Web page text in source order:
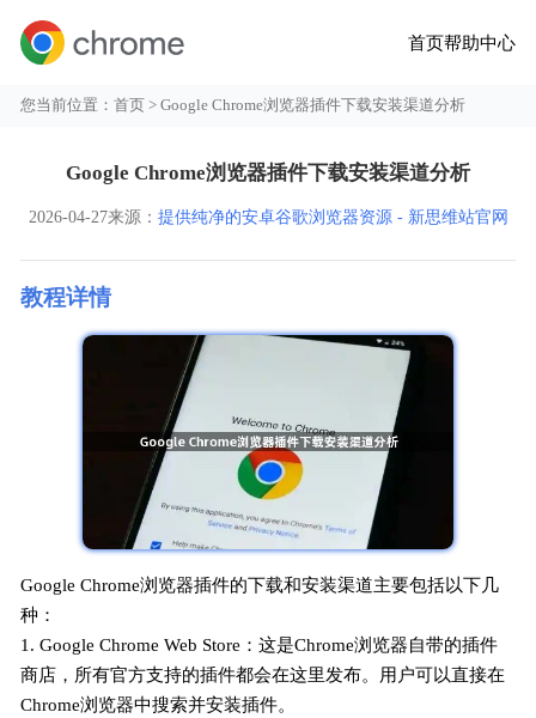
首页帮助中心
您当前位置：首页 > Google Chrome浏览器插件下载安装渠道分析
Google Chrome浏览器插件下载安装渠道分析
2026-04-27来源： 提供纯净的安卓谷歌浏览器资源 - 新思维站官网
教程详情
Google Chrome浏览器插件的下载和安装渠道主要包括以下几
种：
1. Google Chrome Web Store：这是Chrome浏览器自带的插件
商店，所有官方支持的插件都会在这里发布。用户可以直接在
Chrome浏览器中搜索并安装插件。